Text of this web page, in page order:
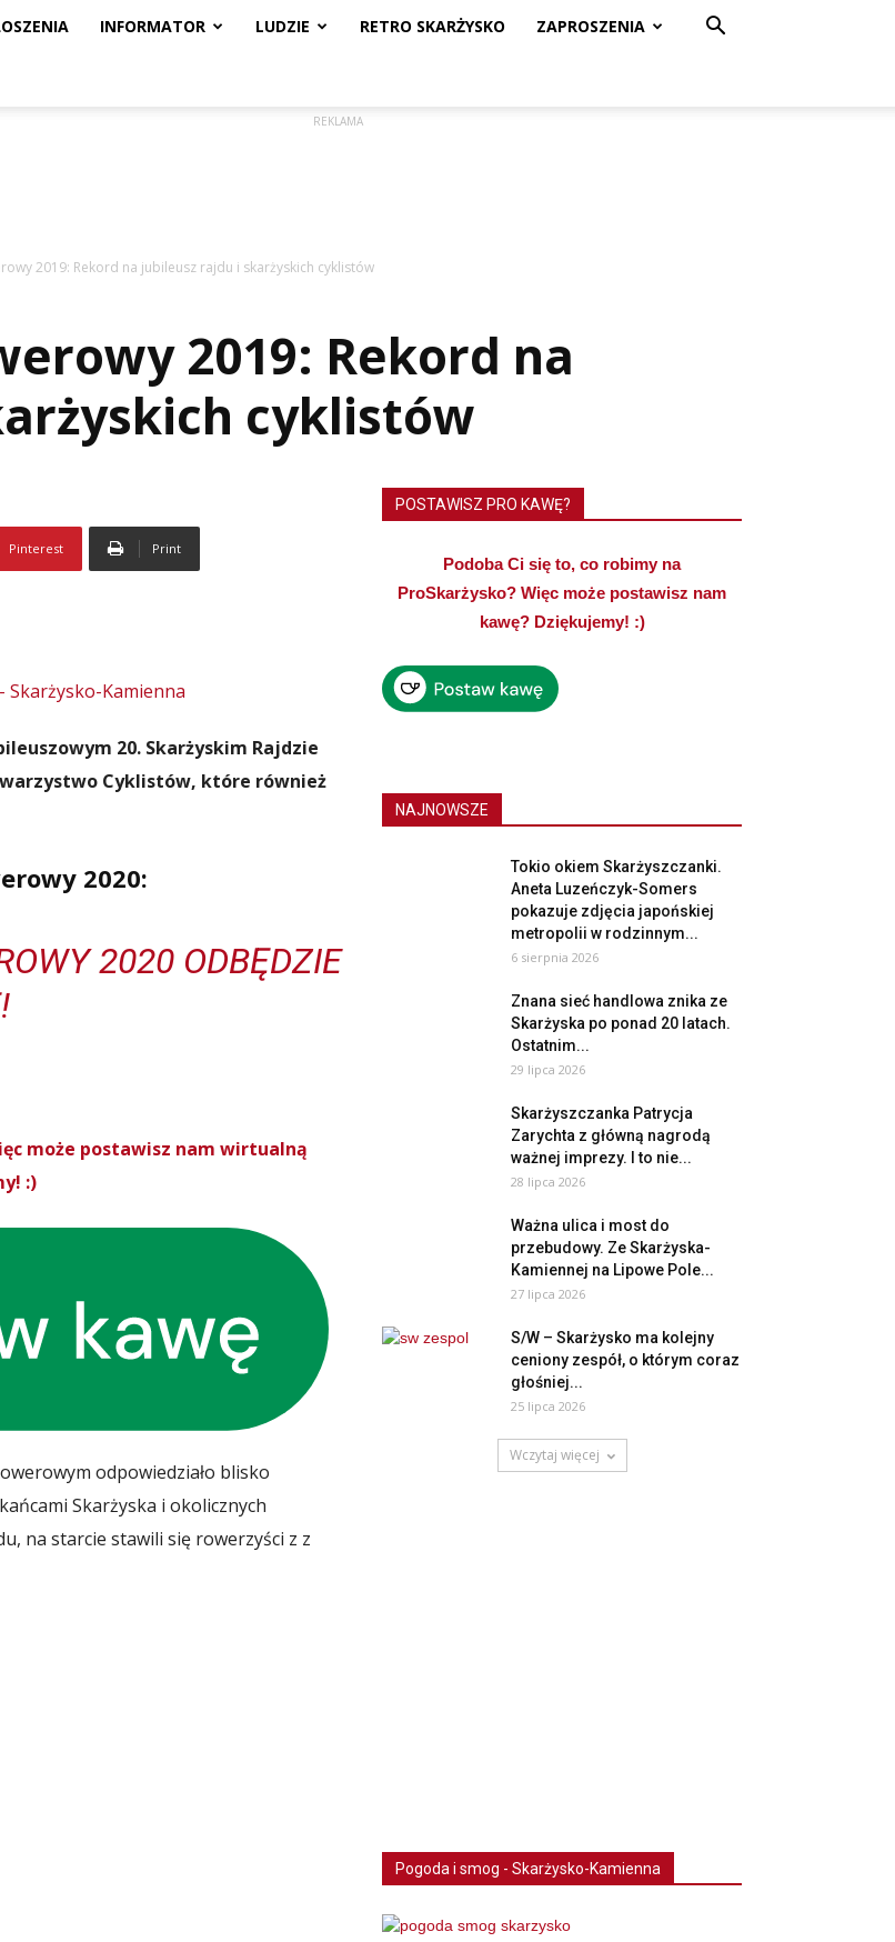
INFORMATOR LUDZIE RETRO SKARŻYSKO ZAPROSZENIA
REKLAMA
2019: Rekord na jubileusz rajdu i skarżyskich cyklistów
2019: Rekord na
cyklistów
Pinterest Print
20. Skarżyskim Rajdzie
Cyklistów, które również
2020:
2020 ODBĘDZIE
może postawisz nam wirtualną
:)
odpowiedziało blisko
Skarżyska i okolicznych
na starcie stawili się rowerzyści z z
POSTAWISZ PRO KAWĘ?
Podoba Ci się to, co robimy na
ProSkarżysko? Więc może postawisz nam
kawę? Dziękujemy! :)
NAJNOWSZE
Tokio okiem Skarżyszczanki.
Aneta Luzeńczyk-Somers
pokazuje zdjęcia japońskiej
metropolii w rodzinnym...
6 sierpnia 2026
Znana sieć handlowa znika ze
Skarżyska po ponad 20 latach.
Ostatnim...
29 lipca 2026
Skarżyszczanka Patrycja
Zarychta z główną nagrodą
ważnej imprezy. I to nie...
28 lipca 2026
Ważna ulica i most do
przebudowy. Ze Skarżyska-
Kamiennej na Lipowe Pole...
27 lipca 2026
S/W – Skarżysko ma kolejny
ceniony zespół, o którym coraz
głośniej...
25 lipca 2026
Wczytaj więcej
Pogoda i smog - Skarżysko-Kamienna